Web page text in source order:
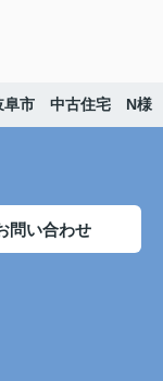
阜市 中古住宅 N様
問い合わせ